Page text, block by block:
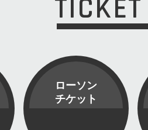
ローソン
チケット